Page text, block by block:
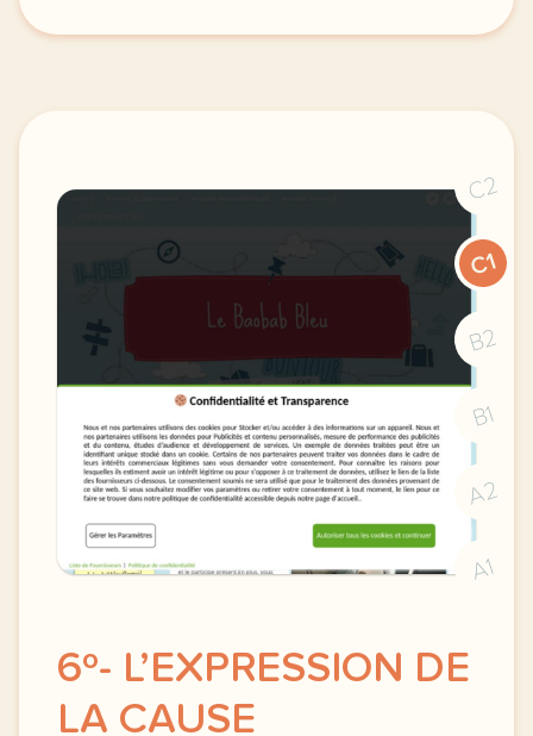
en convainquant convainquant et convaincant
C2
C1
B2
B1
A2
A1
6º- L’EXPRESSION DE
LA CAUSE